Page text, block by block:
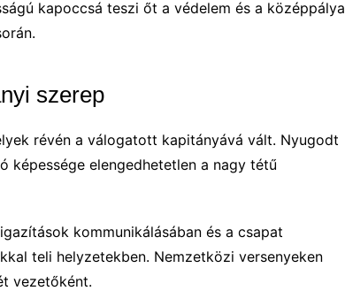
kapoccsá teszi őt a védelem és a középpálya
szerep
révén a válogatott kapitányává vált. Nyugodt
képessége elengedhetetlen a nagy tétű
kommunikálásában és a csapat
teli helyzetekben. Nemzetközi versenyeken
vezetőként.